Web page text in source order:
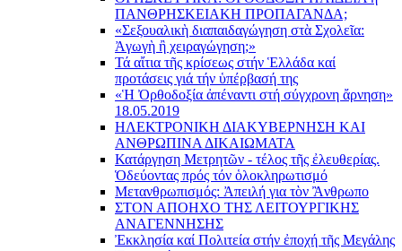
ΠΑΝΘΡΗΣΚΕΙΑΚΗ ΠΡΟΠΑΓΑΝΔΑ;
«Σεξουαλικὴ διαπαιδαγώγηση στὰ Σχολεῖα:
Ἀγωγὴ ἢ χειραγώγηση;»
Τά αἴτια τῆς κρίσεως στήν Ἑλλάδα καί
προτάσεις γιά τήν ὑπέρβασή της
«Ἡ Ὀρθοδοξία ἀπέναντι στή σύγχρονη ἄρνηση»
18.05.2019
ΗΛΕΚΤΡΟΝΙΚΗ ΔΙΑΚΥΒΕΡΝΗΣΗ ΚΑΙ
ΑΝΘΡΩΠΙΝΑ ΔΙΚΑΙΩΜΑΤΑ
Κατάργηση Μετρητῶν - τέλος τῆς ἐλευθερίας.
Ὁδεύοντας πρός τόν ὁλοκληρωτισμό
Μετανθρωπισμός: Ἀπειλή για τὸν Ἂνθρωπο
ΣΤΟΝ ΑΠΟΗΧΟ ΤΗΣ ΛΕΙΤΟΥΡΓΙΚΗΣ
ΑΝΑΓΕΝΝΗΣΗΣ
Ἐκκλησία καί Πολιτεία στήν ἐποχή τῆς Μεγάλης